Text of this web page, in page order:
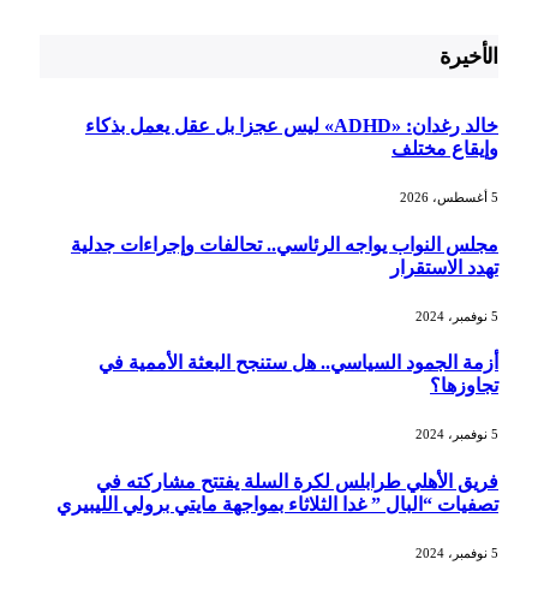
الأخيرة
خالد رغدان: «ADHD» ليس عجزا بل عقل يعمل بذكاء
وإيقاع مختلف
مجلس النواب يواجه الرئاسي.. تحالفات وإجراءات جدلية
تهدد الاستقرار
أزمة الجمود السياسي.. هل ستنجح البعثة الأممية في
تجاوزها؟
فريق الأهلي طرابلس لكرة السلة يفتتح مشاركته في
تصفيات “البال ” غدا الثلاثاء بمواجهة مايتي برولي الليبيري